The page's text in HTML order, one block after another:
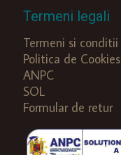
Termeni legali
Termeni si conditii
Politica de Cookies
ANPC
SOL
Formular de retur